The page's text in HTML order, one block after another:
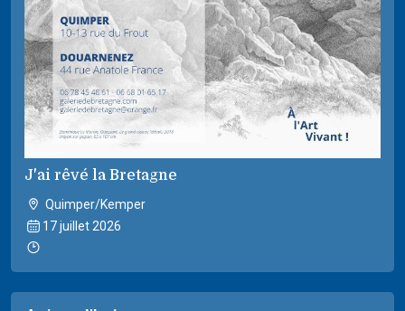
J'ai rêvé la Bretagne
Quimper/Kemper
17 juillet 2026